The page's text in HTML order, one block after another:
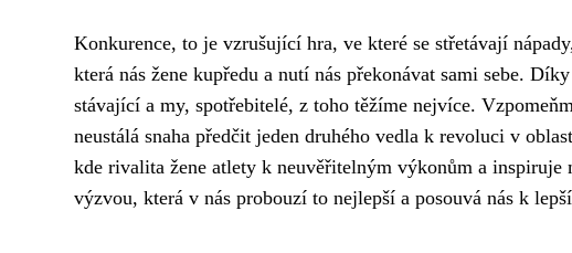
Konkurence, to je vzrušující hra, ve které se střetávají
která nás žene kupředu a nutí nás překonávat sami sebe.
stávající a my, spotřebitelé, z toho těžíme nejvíce.
neustálá snaha předčit jeden druhého vedla k revoluci v
kde rivalita žene atlety k neuvěřitelným výkonům a
výzvou, která v nás probouzí to nejlepší a posouvá nás k